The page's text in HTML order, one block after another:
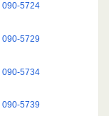
090-5724
090-5729
090-5734
090-5739